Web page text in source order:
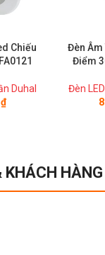
Chiếu
Duhal
₫
Đèn Âm
Điểm
Đèn
HÀNG